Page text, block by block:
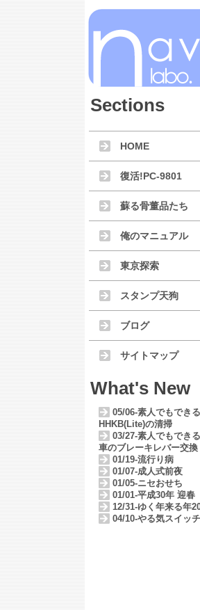
Sections
HOME
復活!PC-9801
蘇る骨董品たち
俺のマニュアル
東京探索
スタンプ天狗
ブログ
サイトマップ
What's New
05/06-素人でもできる
HHKB(Lite)の清掃
03/27-素人でもでき
車のブレーキレバー交換
01/19-流行り病
01/07-成人式前夜
01/05-ニセおせち
01/01-平成30年 迎春
12/31-ゆく年来る年
04/10-やる気スイッチ